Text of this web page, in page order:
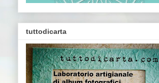
tuttodicarta